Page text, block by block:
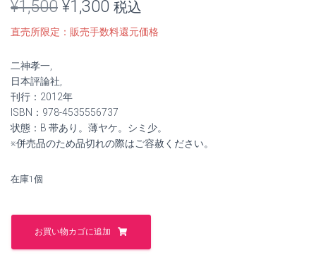
¥1,500 元
の
は
¥1,500
た。
¥1,300 現
在
格
は
す。
税込
直売所限定：販売手数料還元価格
二神孝一,
日本評論社,
刊行：2012年
ISBN：978-4535556737
状態：B 帯あり。薄ヤケ。シミ少。
※併売品のため品切れの際はご容赦ください。
在庫1個
動
ク
お買い物カゴに追加